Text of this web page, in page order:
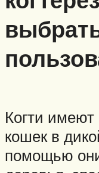
Когти
кошек в
помощью